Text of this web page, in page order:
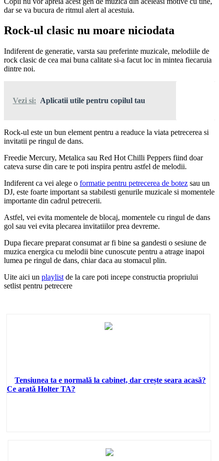
dar se va bucura de ritmul alert al acestuia.
Rock-ul clasic nu moare niciodata
Indiferent de generatie, varsta sau preferinte muzicale, melodiile de
rock clasic de cea mai buna calitate si-a facut loc in mintea fiecaruia
dintre noi.
Vezi si: Aplicatii utile pentru copilul tau
Rock-ul este un bun element pentru a readuce la viata petrecerea si
invitatii pe ringul de dans.
Freedie Mercury, Metalica sau Red Hot Chilli Peppers fiind doar
cateva surse din care te poti inspira pentru astfel de melodii.
Indiferent ca vei alege o formatie pentru petrecerea de botez sau un
DJ, este foarte important sa stabilesti genurile muzicale si momentele
importante din cadrul petrecerii.
Astfel, vei evita momentele de blocaj, momentele cu ringul de dans
gol sau vei evita plecarea invitatiilor prea devreme.
Dupa fiecare preparat consumat ar fi bine sa gandesti o sesiune de
muzica energica cu melodii bine cunoscute pentru a atrage inapoi
lumea pe ringul de dans, chiar daca au stomacul plin.
Uite aici un playlist de la care poti incepe constructia propriului
setlist pentru petrecere
Tensiunea ta e normală la cabinet, dar crește seara acasă?
Ce arată Holter TA?